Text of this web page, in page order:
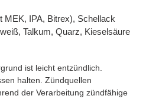
MEK, IPA, Bitrex), Schellack
Talkum, Quarz, Kieselsäure
ist leicht entzündlich.
halten. Zündquellen
der Verarbeitung zündfähige